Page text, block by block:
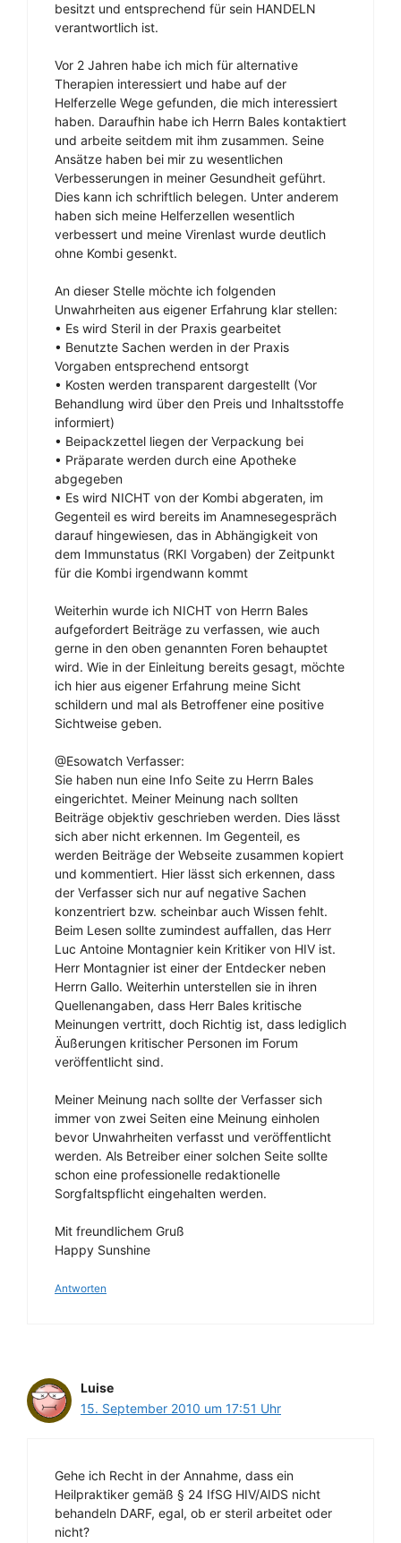
besitzt und entsprechend für sein HANDELN
verantwortlich ist.
Vor 2 Jahren habe ich mich für alternative
Therapien interessiert und habe auf der
Helferzelle Wege gefunden, die mich interessiert
haben. Daraufhin habe ich Herrn Bales kontaktiert
und arbeite seitdem mit ihm zusammen. Seine
Ansätze haben bei mir zu wesentlichen
Verbesserungen in meiner Gesundheit geführt.
Dies kann ich schriftlich belegen. Unter anderem
haben sich meine Helferzellen wesentlich
verbessert und meine Virenlast wurde deutlich
ohne Kombi gesenkt.
An dieser Stelle möchte ich folgenden
Unwahrheiten aus eigener Erfahrung klar stellen:
• Es wird Steril in der Praxis gearbeitet
• Benutzte Sachen werden in der Praxis
Vorgaben entsprechend entsorgt
• Kosten werden transparent dargestellt (Vor
Behandlung wird über den Preis und Inhaltsstoffe
informiert)
• Beipackzettel liegen der Verpackung bei
• Präparate werden durch eine Apotheke
abgegeben
• Es wird NICHT von der Kombi abgeraten, im
Gegenteil es wird bereits im Anamnesegespräch
darauf hingewiesen, das in Abhängigkeit von
dem Immunstatus (RKI Vorgaben) der Zeitpunkt
für die Kombi irgendwann kommt
Weiterhin wurde ich NICHT von Herrn Bales
aufgefordert Beiträge zu verfassen, wie auch
gerne in den oben genannten Foren behauptet
wird. Wie in der Einleitung bereits gesagt, möchte
ich hier aus eigener Erfahrung meine Sicht
schildern und mal als Betroffener eine positive
Sichtweise geben.
@Esowatch Verfasser:
Sie haben nun eine Info Seite zu Herrn Bales
eingerichtet. Meiner Meinung nach sollten
Beiträge objektiv geschrieben werden. Dies lässt
sich aber nicht erkennen. Im Gegenteil, es
werden Beiträge der Webseite zusammen kopiert
und kommentiert. Hier lässt sich erkennen, dass
der Verfasser sich nur auf negative Sachen
konzentriert bzw. scheinbar auch Wissen fehlt.
Beim Lesen sollte zumindest auffallen, das Herr
Luc Antoine Montagnier kein Kritiker von HIV ist.
Herr Montagnier ist einer der Entdecker neben
Herrn Gallo. Weiterhin unterstellen sie in ihren
Quellenangaben, dass Herr Bales kritische
Meinungen vertritt, doch Richtig ist, dass lediglich
Äußerungen kritischer Personen im Forum
veröffentlicht sind.
Meiner Meinung nach sollte der Verfasser sich
immer von zwei Seiten eine Meinung einholen
bevor Unwahrheiten verfasst und veröffentlicht
werden. Als Betreiber einer solchen Seite sollte
schon eine professionelle redaktionelle
Sorgfaltspflicht eingehalten werden.
Mit freundlichem Gruß
Happy Sunshine
Antworten
Luise
15. September 2010 um 17:51 Uhr
Gehe ich Recht in der Annahme, dass ein
Heilpraktiker gemäß § 24 IfSG HIV/AIDS nicht
behandeln DARF, egal, ob er steril arbeitet oder
nicht?